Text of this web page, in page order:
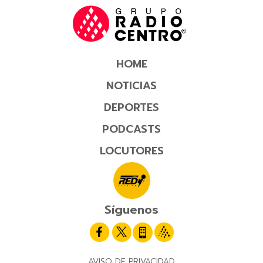
HOME
NOTICIAS
DEPORTES
PODCASTS
LOCUTORES
Síguenos